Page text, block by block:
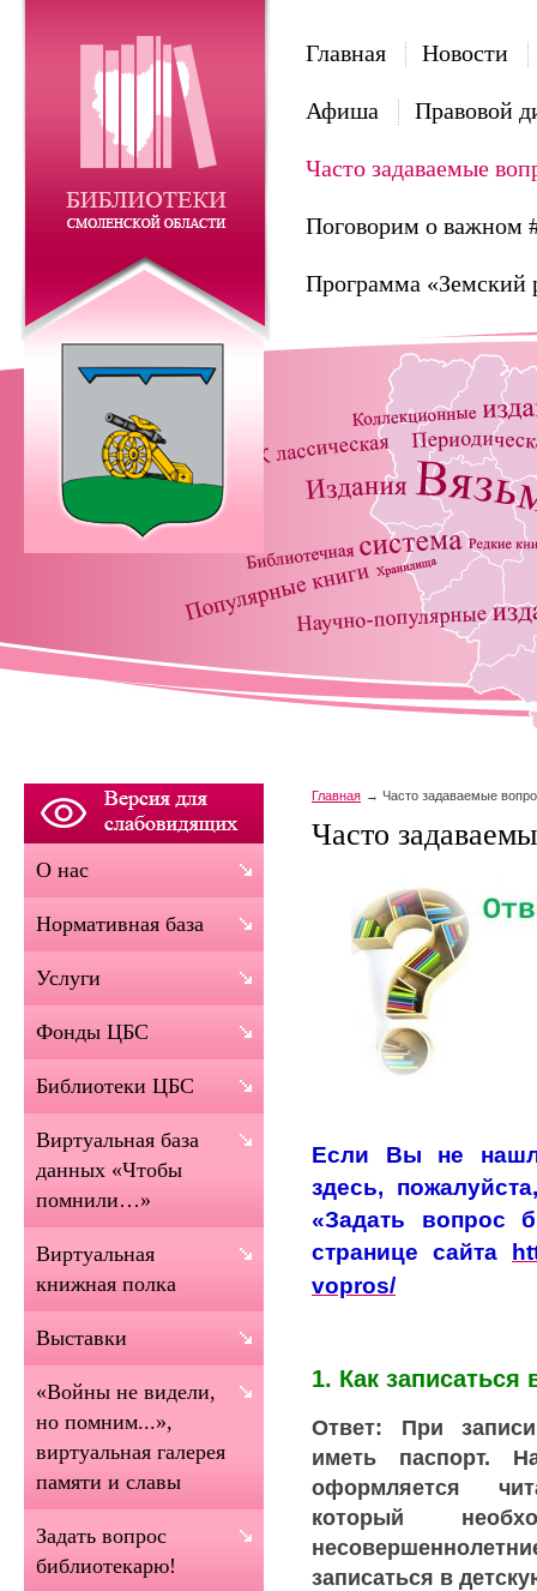
Главная Новости
Афиша Правовой
Часто задаваемые
Поговорим о важном
Программа «Земский
Главная Часто задаваемые
Часто
Если Вы не
здесь,
«Задать вопрос
странице сайта
vopros/
1. Как
Ответ: При
иметь паспорт.
оформляется
который
записаться в
О нас
Нормативная база
Услуги
Фонды ЦБС
Библиотеки ЦБС
Виртуальная база
данных «Чтобы
помнили…»
Виртуальная
книжная полка
Выставки
«Войны не видели,
но помним...»,
виртуальная галерея
памяти и славы
Задать вопрос
библиотекарю!